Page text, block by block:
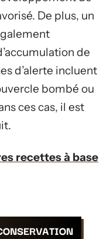
De plus, un
de
d’alerte incluent
bombé ou
ces cas, il est
recettes à base